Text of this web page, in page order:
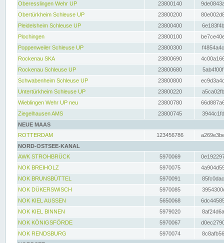
Oberesslingen Wehr UP
23800140
Obertürkheim Schleuse UP
23800200
Pleidelsheim Schleuse UP
23800400
Plochingen
23800100
Poppenweiler Schleuse UP
23800300
Rockenau SKA
23800690
Rockenau Schleuse UP
23800680
Schwabenheim Schleuse UP
23800800
Untertürkheim Schleuse UP
23800220
Wieblingen Wehr UP neu
23800780
Ziegelhausen AMS
23800745
NEUE MAAS
ROTTERDAM
123456786
NORD-OSTSEE-KANAL
AWK STROHBRÜCK
5970069
NOK BREIHOLZ
5970075
NOK BRUNSBÜTTEL
5970091
NOK DÜKERSWISCH
5970085
NOK KIEL AUSSEN
5650068
NOK KIEL BINNEN
5979020
NOK KÖNIGSFÖRDE
5970067
NOK RENDSBURG
5970074